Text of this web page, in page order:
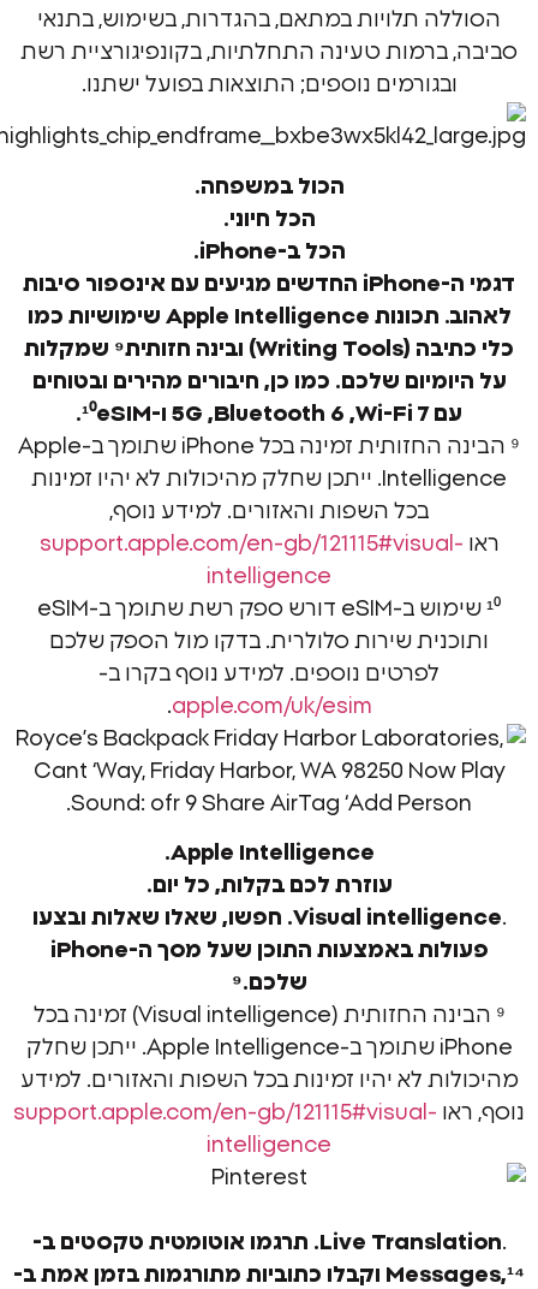
תלויות במתאם, בהגדרות, בשימוש, בתנאי
ברמות טעינה התחלתיות, בקונפיגורציית רשת
נוספים; התוצאות בפועל ישתנו.
הכול במשפחה.
הכל חיוני.
דגמי ה-iPhone החדשים מגיעים עם אינספור סיבות
לאהוב. תכונות Apple Intelligence שימושיות כמו
כלי כתיבה (Writing Tools) ובינה חזותית⁹ שמקלות
שלכם. כמו כן, חיבורים מהירים ובטוחים
Wi-Fi 7, ‏Bluetooth 6, ‏5G ו-¹⁰eSIM.
⁹ הבינה החזותית זמינה בכל iPhone שתומך ב-Apple
Intelligence. ייתכן שחלק מהיכולות לא יהיו זמינות
בכל השפות והאזורים. למידע נוסף,
‎support.apple.com/en-gb/
intelligence
¹⁰ שימוש ב-eSIM דורש ספק רשת שתומך ב-eSIM
שירות סלולרית. בדקו מול הספק שלכם
לפרטים נוספים. למידע נוסף בקרו ב-
apple.com/uk/esim
.
Apple Intelligence.
עוזרת לכם בקלות, כל יום.
Visual
חפשו, שאלו שאלות ובצעו
פעולות באמצעות התוכן שעל מסך ה-iPhone
⁹ הבינה החזותית (Visual intelligence) זמינה בכל
iPhone שתומך ב-Apple Intelligence. ייתכן שחלק
לא יהיו זמינות בכל השפות והאזורים. למידע
‎support.apple.com/en-gb/121115#visual-
intelligence
Live תרגמו אוטומטית טקסטים ב-
Messages,¹⁴ וקבלו כתוביות מתורגמות בזמן אמת ב-